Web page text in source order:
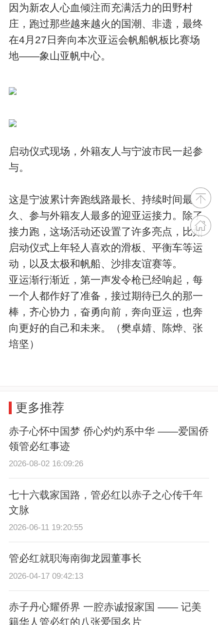
因为新农人心血倾注而充满活力的田野村
庄，跑过那些越来越火的国潮、非遗，最终
在4月27日奔向本次亚运会帆船帆板比赛场
地——象山亚帆中心。
启动仪式现场，外籍友人与宁波市民一起参
与。
这是宁波累计奔跑线路最长、持续时间最
久、参与外籍友人最多的迎亚运接力。除了
接力跑，这场活动还设置了许多亮点，比如
启动仪式上年轻人喜欢的滑板、平衡车等运
动，以及太极和帆船、沙排友谊赛等。
亚运渐行渐近，第一声发令枪已经响起，每
一个人都作好了准备，接过期待已久的那一
棒，齐心协力，奋勇向前，奔向亚运，也奔
向更好的自己和未来。（樊卓婧、陈烨、张
培坚）
更多推荐
赤子心怀中国梦 侨心灼灼系中华 ——爱国侨
领管必红事迹
2026-08-02 16:09:26
七十六载家国路，管必红以赤子之心传千年
文脉
2026-06-11 19:20:55
管必红就职海南御龙园董事长
2026-04-17 09:42:13
赤子丹心耀侨界 一腔赤诚报家国 —— 记美
籍华人管必红的八张爱国名片